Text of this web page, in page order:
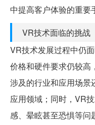
中提高客户体验的重要
VR技术面临的挑战
VR技术发展过程中仍
价格和硬件要求仍较高
涉及的行业和应用场景
应用领域；同时，VR
感、晕眩甚至恐惧等问